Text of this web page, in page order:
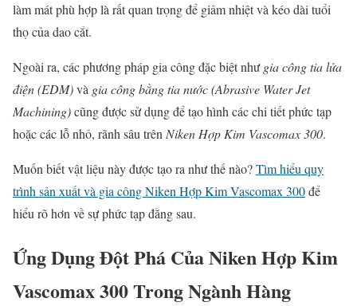
làm mát phù hợp là rất quan trọng để giảm nhiệt và kéo dài tuổi
thọ của dao cắt.
Ngoài ra, các phương pháp gia công đặc biệt nhưgia công tia lửa
điện (EDM)và gia công bằng tia nước (Abrasive Water Jet
Machining)cũng được sử dụng để tạo hình các chi tiết phức tạp
hoặc các lỗ nhỏ, rãnh sâu trên Niken Hợp Kim Vascomax 300.
Muốn biết vật liệu này được tạo ra như thế nào?Tìm hiểu quy
trình sản xuất và gia công Niken Hợp Kim Vascomax 300để
hiểu rõ hơn về sự phức tạp đằng sau.
Ứng Dụng Đột Phá Của Niken Hợp Kim
Vascomax 300 Trong Ngành Hàng